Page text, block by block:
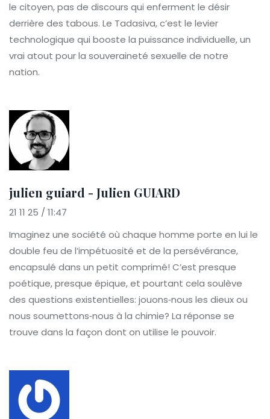
le citoyen, pas de discours qui enferment le désir
derrière des tabous. Le Tadasiva, c’est le levier
technologique qui booste la puissance individuelle, un
vrai atout pour la souveraineté sexuelle de notre
nation.
julien guiard - Julien GUIARD
21 11 25 / 11:47
Imaginez une société où chaque homme porte en lui le
double feu de l’impétuosité et de la persévérance,
encapsulé dans un petit comprimé! C’est presque
poétique, presque épique, et pourtant cela soulève
des questions existentielles: jouons‑nous les dieux ou
nous soumettons‑nous à la chimie? La réponse se
trouve dans la façon dont on utilise le pouvoir.